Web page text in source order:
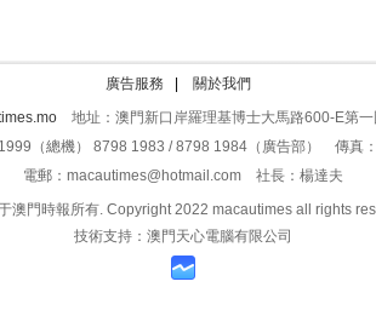
廣告服務
關於我們
地址：澳門新口岸羅理基博士大馬路600-E第
（總機） 8798 1983 / 8798 1984（廣告部） 傳真
電郵：macautimes@hotmail.com 社長：楊達夫
澳門時報所有. Copyright 2022 macautimes all rights
技術支持：澳門天心電腦有限公司